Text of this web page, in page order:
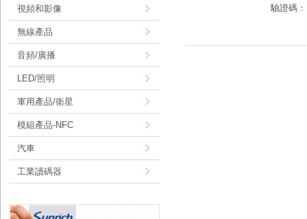
視頻和影像
無線產品
音頻/廣播
LED/照明
軍用產品/衛星
模組產品-NFC
汽車
工業讀碼器
驗證碼